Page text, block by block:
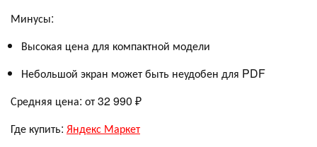
Минусы:
Высокая цена для компактной модели
Небольшой экран может быть неудобен для PDF
Средняя цена: от 32 990 ₽
Где купить: Яндекс Маркет